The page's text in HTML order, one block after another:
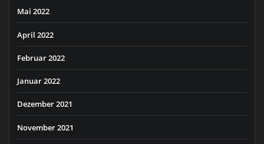
Mai 2022
April 2022
Februar 2022
Januar 2022
Dezember 2021
November 2021